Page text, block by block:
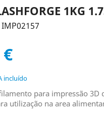
1KG
IMP02157
incluído
para impressão 3D
utilização na area